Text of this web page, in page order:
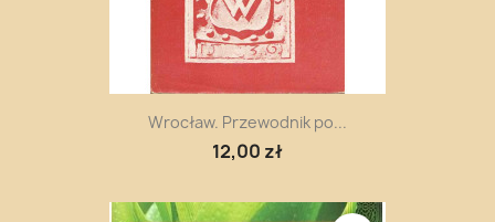
Wrocław. Przewodnik po...
12,00 zł